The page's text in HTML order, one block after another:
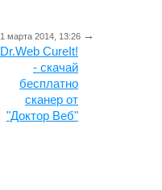
1 марта 2014, 13:26 →
Dr.Web CureIt!
- скачай
бесплатно
сканер от
"Доктор Веб"